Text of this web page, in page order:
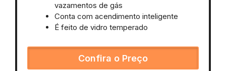
vazamentos de gás
Conta com acendimento inteligente
É feito de vidro temperado
Confira o Preço